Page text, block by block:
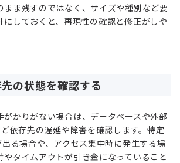
まま残すのではなく、サイズや種別など要
にしておくと、再現性の確認と修正がしや
の状態を確認する
がかりがない場合は、データベースや外部
依存先の遅延や障害を確認します。特定
る場合や、アクセス集中時に発生する場
タイムアウトが引き金になっていること